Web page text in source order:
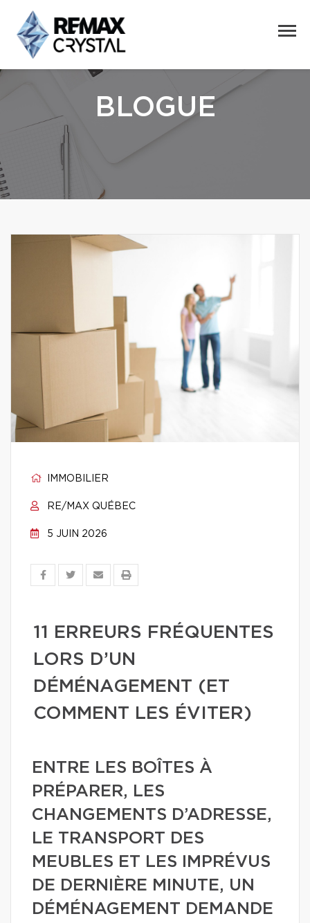
BLOGUE
IMMOBILIER
RE/MAX QUÉBEC
5 JUIN 2026
11 ERREURS FRÉQUENTES
LORS D’UN
DÉMÉNAGEMENT (ET
COMMENT LES ÉVITER)
ENTRE LES BOÎTES À
PRÉPARER, LES
CHANGEMENTS D’ADRESSE,
LE TRANSPORT DES
MEUBLES ET LES IMPRÉVUS
DE DERNIÈRE MINUTE, UN
DÉMÉNAGEMENT DEMANDE